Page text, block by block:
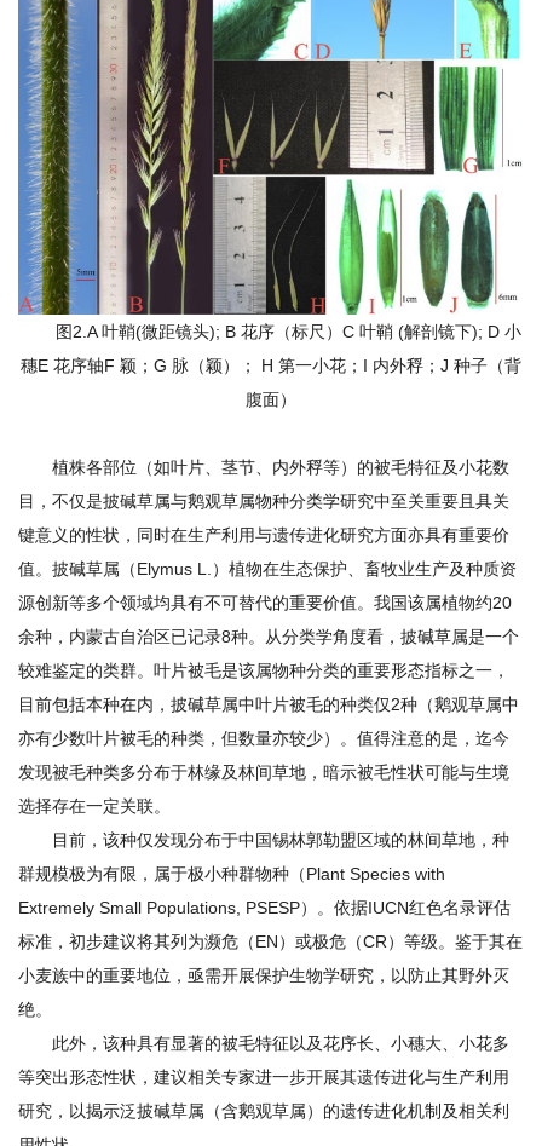
图2.A 叶鞘(微距镜头); B 花序（标尺）C 叶鞘 (解剖镜下); D 小
穗E 花序轴F 颖；G 脉（颖）； H 第一小花；I 内外稃；J 种子（背
腹面）
植株各部位（如叶片、茎节、内外稃等）的被毛特征及小花数
目，不仅是披碱草属与鹅观草属物种分类学研究中至关重要且具关
键意义的性状，同时在生产利用与遗传进化研究方面亦具有重要价
值。披碱草属（Elymus L.）植物在生态保护、畜牧业生产及种质资
源创新等多个领域均具有不可替代的重要价值。我国该属植物约20
余种，内蒙古自治区已记录8种。从分类学角度看，披碱草属是一个
较难鉴定的类群。叶片被毛是该属物种分类的重要形态指标之一，
目前包括本种在内，披碱草属中叶片被毛的种类仅2种（鹅观草属中
亦有少数叶片被毛的种类，但数量亦较少）。值得注意的是，迄今
发现被毛种类多分布于林缘及林间草地，暗示被毛性状可能与生境
选择存在一定关联。
目前，该种仅发现分布于中国锡林郭勒盟区域的林间草地，种
群规模极为有限，属于极小种群物种（Plant Species with
Extremely Small Populations, PSESP）。依据IUCN红色名录评估
标准，初步建议将其列为濒危（EN）或极危（CR）等级。鉴于其在
小麦族中的重要地位，亟需开展保护生物学研究，以防止其野外灭
绝。
此外，该种具有显著的被毛特征以及花序长、小穗大、小花多
等突出形态性状，建议相关专家进一步开展其遗传进化与生产利用
研究，以揭示泛披碱草属（含鹅观草属）的遗传进化机制及相关利